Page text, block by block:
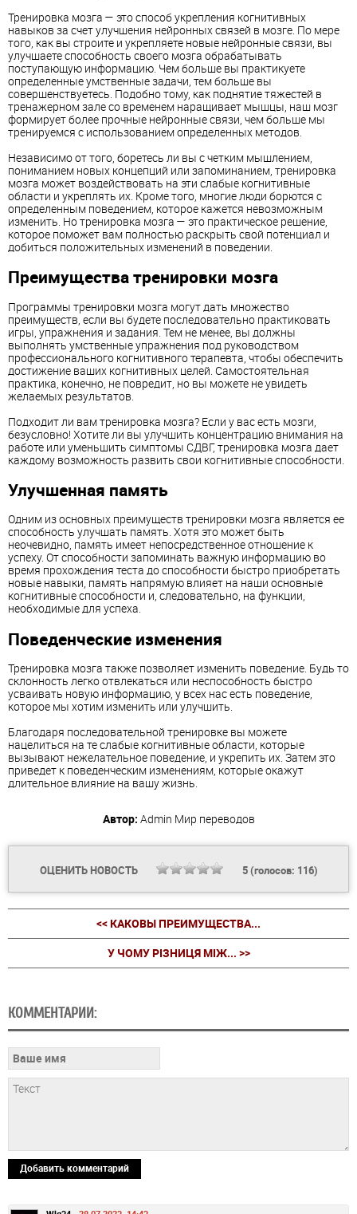
Тренировка мозга — это способ укрепления когнитивных
навыков за счет улучшения нейронных связей в мозге. По мере
того, как вы строите и укрепляете новые нейронные связи, вы
улучшаете способность своего мозга обрабатывать
поступающую информацию. Чем больше вы практикуете
определенные умственные задачи, тем больше вы
совершенствуетесь. Подобно тому, как поднятие тяжестей в
тренажерном зале со временем наращивает мышцы, наш мозг
формирует более прочные нейронные связи, чем больше мы
тренируемся с использованием определенных методов.
Независимо от того, боретесь ли вы с четким мышлением,
пониманием новых концепций или запоминанием, тренировка
мозга может воздействовать на эти слабые когнитивные
области и укреплять их. Кроме того, многие люди борются с
определенным поведением, которое кажется невозможным
изменить. Но тренировка мозга — это практическое решение,
которое поможет вам полностью раскрыть свой потенциал и
добиться положительных изменений в поведении.
Преимущества тренировки мозга
Программы тренировки мозга могут дать множество
преимуществ, если вы будете последовательно практиковать
игры, упражнения и задания. Тем не менее, вы должны
выполнять умственные упражнения под руководством
профессионального когнитивного терапевта, чтобы обеспечить
достижение ваших когнитивных целей. Самостоятельная
практика, конечно, не повредит, но вы можете не увидеть
желаемых результатов.
Подходит ли вам тренировка мозга? Если у вас есть мозги,
безусловно! Хотите ли вы улучшить концентрацию внимания на
работе или уменьшить симптомы СДВГ, тренировка мозга дает
каждому возможность развить свои когнитивные способности.
Улучшенная память
Одним из основных преимуществ тренировки мозга является ее
способность улучшать память. Хотя это может быть
неочевидно, память имеет непосредственное отношение к
успеху. От способности запоминать важную информацию во
время прохождения теста до способности быстро приобретать
новые навыки, память напрямую влияет на наши основные
когнитивные способности и, следовательно, на функции,
необходимые для успеха.
Поведенческие изменения
Тренировка мозга также позволяет изменить поведение. Будь то
склонность легко отвлекаться или неспособность быстро
усваивать новую информацию, у всех нас есть поведение,
которое мы хотим изменить или улучшить.
Благодаря последовательной тренировке вы можете
нацелиться на те слабые когнитивные области, которые
вызывают нежелательное поведение, и укрепить их. Затем это
приведет к поведенческим изменениям, которые окажут
длительное влияние на вашу жизнь.
Автор: Admin Мир переводов
ОЦЕНИТЬ НОВОСТЬ 5(голосов: 116)
<< КАКОВЫ ПРЕИМУЩЕСТВА...
У ЧОМУ РІЗНИЦЯ МІЖ... >>
КОММЕНТАРИИ:
Добавить комментарий